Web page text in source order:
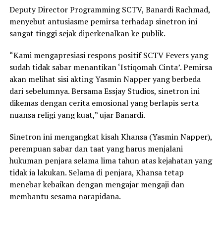
Deputy Director Programming SCTV, Banardi Rachmad,
menyebut antusiasme pemirsa terhadap sinetron ini
sangat tinggi sejak diperkenalkan ke publik.
“Kami mengapresiasi respons positif SCTV Fevers yang
sudah tidak sabar menantikan ‘Istiqomah Cinta’. Pemirsa
akan melihat sisi akting Yasmin Napper yang berbeda
dari sebelumnya. Bersama Essjay Studios, sinetron ini
dikemas dengan cerita emosional yang berlapis serta
nuansa religi yang kuat,” ujar Banardi.
Sinetron ini mengangkat kisah Khansa (Yasmin Napper),
perempuan sabar dan taat yang harus menjalani
hukuman penjara selama lima tahun atas kejahatan yang
tidak ia lakukan. Selama di penjara, Khansa tetap
menebar kebaikan dengan mengajar mengaji dan
membantu sesama narapidana.